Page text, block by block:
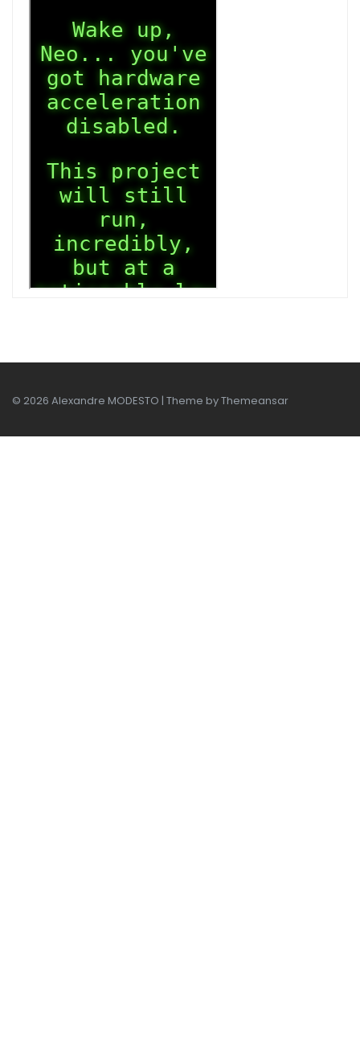
© 2026 Alexandre MODESTO | Theme byThemeansar